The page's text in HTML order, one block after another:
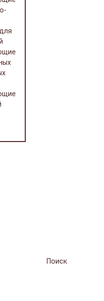
Поиск